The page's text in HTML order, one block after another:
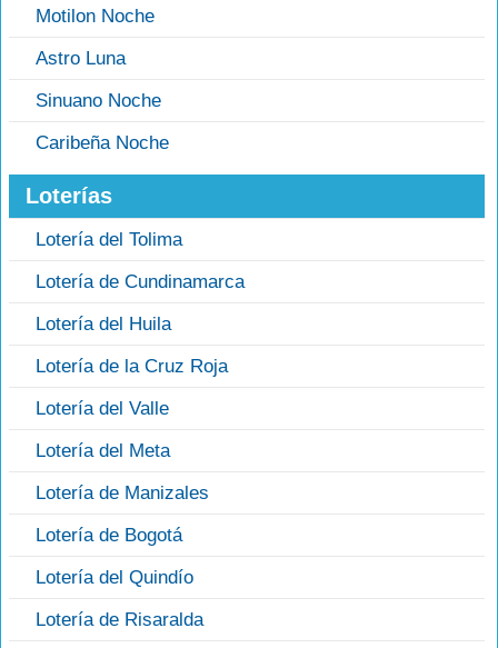
Motilon Noche
Astro Luna
Sinuano Noche
Caribeña Noche
Loterías
Lotería del Tolima
Lotería de Cundinamarca
Lotería del Huila
Lotería de la Cruz Roja
Lotería del Valle
Lotería del Meta
Lotería de Manizales
Lotería de Bogotá
Lotería del Quindío
Lotería de Risaralda